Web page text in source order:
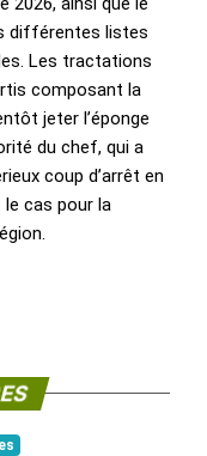
différentes listes
Les tractations
composant la
jeter l’éponge
du chef, qui a
coup d’arrêt en
cas pour la